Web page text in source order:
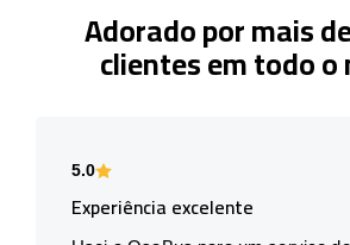
Adorado por mais
clientes em todo o
5.0
Experiência excelente